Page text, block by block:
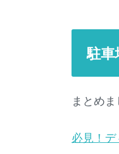
駐車
まとめま
必見！デ